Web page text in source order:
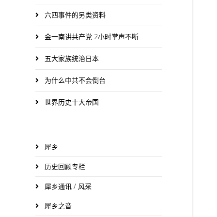
六四事件的另类资料
金一南讲共产党 2小时掌声不断
五大家族统治日本
为什么中共不会倒台
世界历史十大帝国
犀乡
历史回顾专栏
犀乡通讯 / 风采
犀乡之音